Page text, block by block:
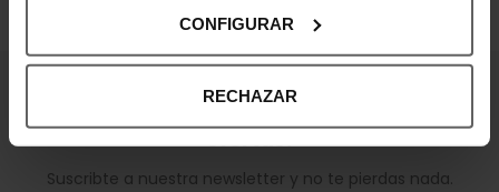
CONFIGURAR
RECHAZAR
OPINIONES DE CLIENTES
ofertas!
Suscribte a nuestra newsletter y no te pierdas nada.